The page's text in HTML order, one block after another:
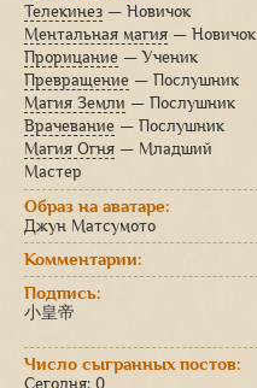
Телекинез — Новичок
Ментальная магия — Новичок
Прорицание — Ученик
Превращение — Послушник
Магия Земли — Послушник
Врачевание — Послушник
Магия Огня — Младший
Мастер
Образ на аватаре:
Джун Матсумото
Комментарии:
Подпись:
小皇帝
Число сыгранных постов:
Сегодня: 0